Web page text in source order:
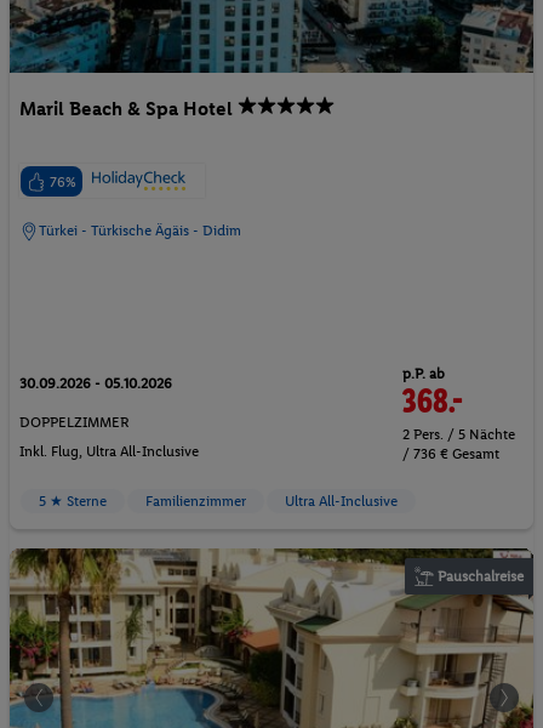
Maril Beach & Spa Hotel
76%
Türkei - Türkische Ägäis - Didim
30.09.2026 - 05.10.2026
DOPPELZIMMER
Inkl. Flug, Ultra All-Inclusive
p.P. ab
368.-
2 Pers. / 5 Nächte
/ 736 € Gesamt
5 ★ Sterne Familienzimmer Ultra All-Inclusive
Pauschalreise